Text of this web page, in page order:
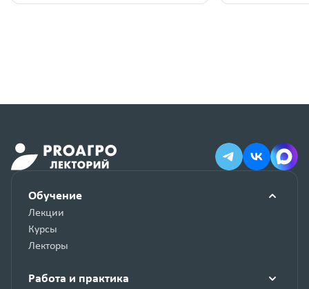
Обучение
Лекции
Курсы
Лекторы
Работа и практика